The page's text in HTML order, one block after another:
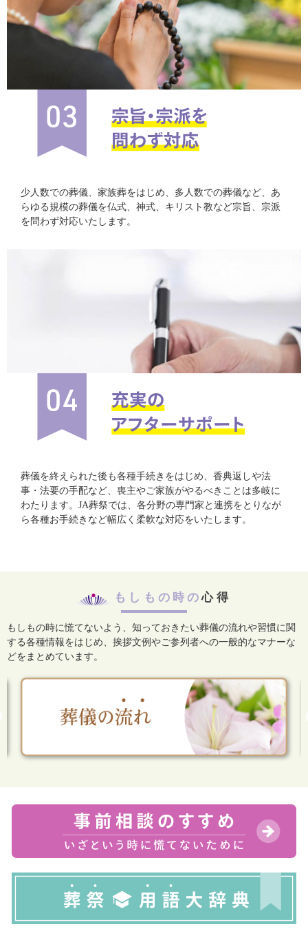
少人数での葬儀、家族葬をはじめ、多人数での葬儀など、あ
らゆる規模の葬儀を仏式、神式、キリスト教など宗旨、宗派
を問わず対応いたします。
葬儀を終えられた後も各種手続きをはじめ、香典返しや法
事・法要の手配など、喪主やご家族がやるべきことは多岐に
わたります。JA葬祭では、各分野の専門家と連携をとりなが
ら各種お手続きなど幅広く柔軟な対応をいたします。
もしもの時の心得
もしもの時に慌てないよう、知っておきたい葬儀の流れや習慣に関
する各種情報をはじめ、 挨拶文例やご参列者への一般的なマナーな
どをまとめています。